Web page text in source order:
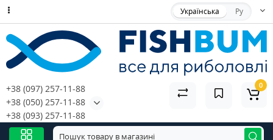
Українська Ру
+38 (097) 257-11-88
+38 (050) 257-11-88
+38 (093) 257-11-88
0